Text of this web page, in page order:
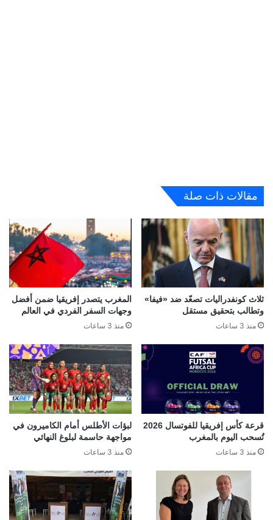
مقالات ذات صلة
ثلاث كونفدراليات تصعّد ضد «فيفا»
وتطالب بتحقيق مستقل
منذ 3 ساعات
المغرب يتصدر إفريقيا ضمن أفضل
وجهات السفر الفردي في العالم
منذ 3 ساعات
قرعة كأس إفريقيا للفوتسال 2026
تُسحب اليوم بالمغرب
منذ 3 ساعات
لبؤات الأطلس أمام الكاميرون في
مواجهة حاسمة لبلوغ النهائي
منذ 3 ساعات